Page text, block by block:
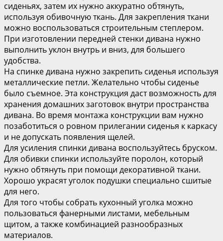
сиденьях, затем их нужно аккуратно обтянуть,
используя обивочную ткань. Для закрепления ткани
можно воспользоваться строительным степлером.
При изготовлении передней стенки дивана нужно
выполнить уклон внутрь и вниз, для большего
удобства.
На спинке дивана нужно закрепить сиденья используя
металлические петли. Желательно чтобы сиденье
было съемное. Эта конструкция даст возможность для
хранения домашних заготовок внутри пространства
дивана. Во время монтажа конструкции вам нужно
позаботиться о ровном прилегании сиденья к каркасу
и не допускать появления щелей.
Для усиления спинки дивана воспользуйтесь бруском.
Для обивки спинки используйте поролон, который
нужно обтянуть при помощи декоративной ткани.
Хорошо украсят уголок подушки специально сшитые
для него.
Для того чтобы собрать кухонный уголка можно
пользоваться фанерными листами, мебельным
щитом, а также комбинацией разнообразных
материалов.